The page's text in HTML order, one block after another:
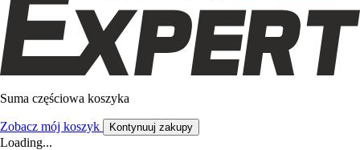
Suma częściowa koszyka
Zobacz mój koszyk Kontynuuj zakupy
Loading...